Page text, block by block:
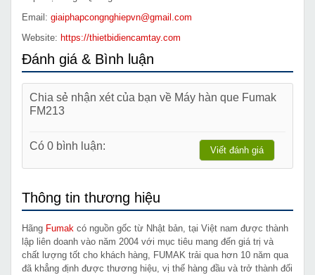
Email: giaiphapcongnghiepvn@gmail.com
Website: https://thietbidiencamtay.com
Đánh giá & Bình luận
Chia sẻ nhận xét của bạn về Máy hàn que Fumak
FM213
Có 0 bình luận: Viết đánh giá
Thông tin thương hiệu
Hãng Fumak có nguồn gốc từ Nhật bản, tại Việt nam được thành
lập liên doanh vào năm 2004 với mục tiêu mang đến giá trị và
chất lượng tốt cho khách hàng, FUMAK trải qua hơn 10 năm qua
đã khẳng định được thương hiệu, vị thế hàng đầu và trở thành đối